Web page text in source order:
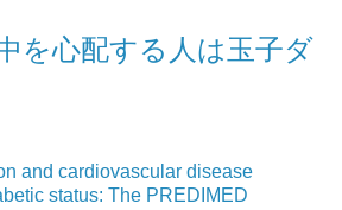
を心配する人は玉子ダ
and cardiovascular disease
status: The PREDIMED